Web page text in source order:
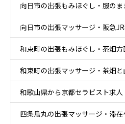
向日市の出張もみほぐし・服の
向日市の出張マッサージ・阪急
和束町の出張もみほぐし・茶畑
和束町の出張マッサージ・茶畑
和歌山県から京都セラピスト求人
四条烏丸の出張マッサージ・滞在